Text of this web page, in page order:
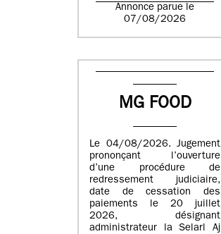
Annonce parue le
07/08/2026
MG FOOD
Le 04/08/2026. Jugement
prononçant l’ouverture
d’une procédure de
redressement judiciaire,
date de cessation des
paiements le 20 juillet
2026, désignant
administrateur la Selarl Aj